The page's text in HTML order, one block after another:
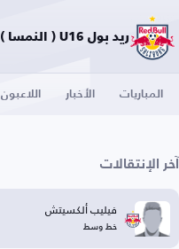
ريد بول U16 ( النمسا )
المباريات الأخبار اللاعبون
آخر الإنتقالات
فيليب ألكسيتش
خط وسط